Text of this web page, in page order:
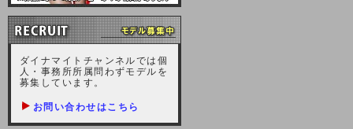
9月10日（土曜日）AM6：00から
AM8：00（予定）サーバーメンテ
ナンスを致します。ご迷惑をおかけ
しますが、宜しくお願い致します。
2021-10-22 (金)
2021/10/7に起きました地震によ
ダイナマイトチャンネルでは個
人・事務所所属問わずモデルを
募集しています。
お問い合わせはこちら